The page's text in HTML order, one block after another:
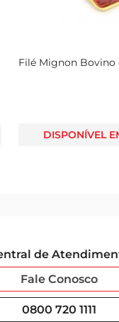
Filé Mignon Bovino
DISPONÍVEL
de
Fale Conosco
0800 720 1111